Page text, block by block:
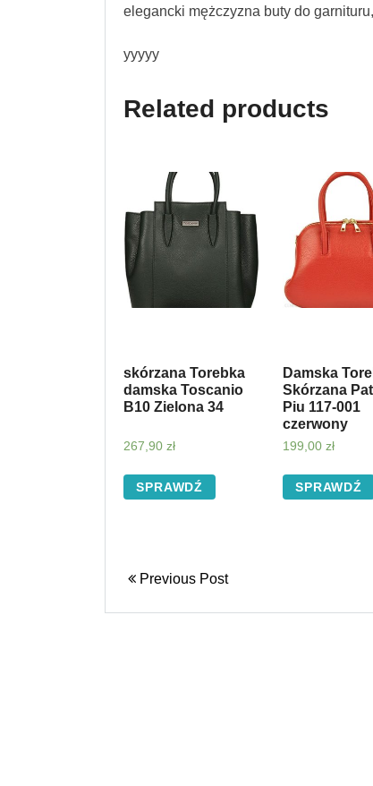
elegancki mężczyzna buty do
yyyyy
Related products
skórzana Torebka
damska Toscanio
B10 Zielona 34
267,90 zł
SPRAWDŹ
Damska
Skórzana
Piu 117-001
czerwony
199,00 zł
SPRAWDŹ
Previous Post